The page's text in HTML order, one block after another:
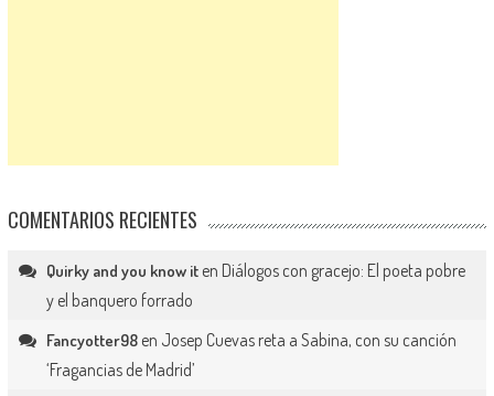
COMENTARIOS RECIENTES
Quirky and you know iten Diálogos con gracejo: El poeta pobre
y el banquero forrado
Fancyotter98en Josep Cuevas reta a Sabina, con su canción
‘Fragancias de Madrid’